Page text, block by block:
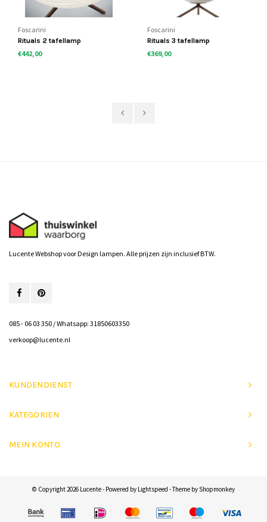
Foscarini
Rituals 2 tafellamp
€442,00
Foscarini
Rituals 3 tafellamp
€369,00
Lucente Webshop voor Design lampen. Alle prijzen zijn inclusief BTW.
085 - 06 03 350 / Whatsapp: 31850603350
verkoop@lucente.nl
KUNDENDIENST
KATEGORIEN
MEIN KONTO
© Copyright 2026 Lucente - Powered by Lightspeed - Theme by Shopmonkey